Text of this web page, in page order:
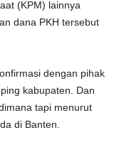
(KPM) lainnya
dana PKH tersebut
dengan pihak
kabupaten. Dan
tapi menurut
di Banten.